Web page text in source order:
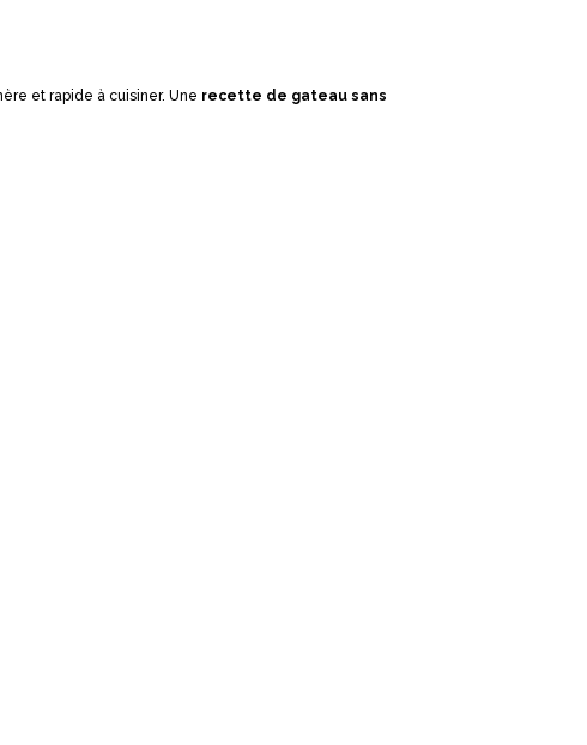
et rapide à cuisiner. Une recette de gateau sans